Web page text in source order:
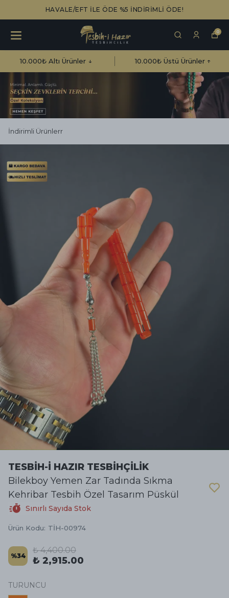
HAVALE/EFT İLE ÖDE %5 İNDİRİMLİ ÖDE!
0
10.000₺ Altı Ürünler ↓ 10.000₺ Üstü Ürünler ↑
İndirimli Ürünlerr
TESBİH-İ HAZIR TESBİHÇİLİK
Bilekboy Yemen Zar Tadında Sıkma
Kehribar Tesbih Özel Tasarım Püskül
Sınırlı Sayıda Stok
Ürün Kodu: TİH-00974
%34
₺ 4,400.00
₺ 2,915.00
TURUNCU